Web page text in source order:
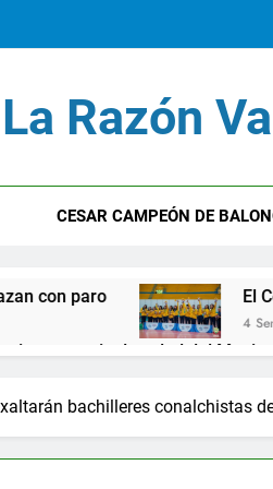
La Razón
CESAR CAMPEÓN DE
El Cesar se consagra
4 Semanas Ago
del Magisterio
la Costa Caribe
Jorge Noguera un
bachilleres conalchistas